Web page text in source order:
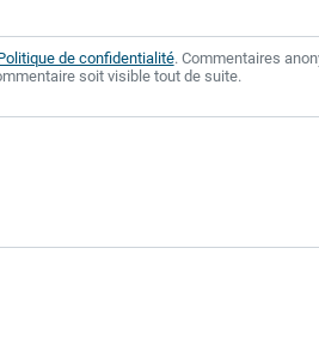
de confidentialité. Commentaires
soit visible tout de suite.